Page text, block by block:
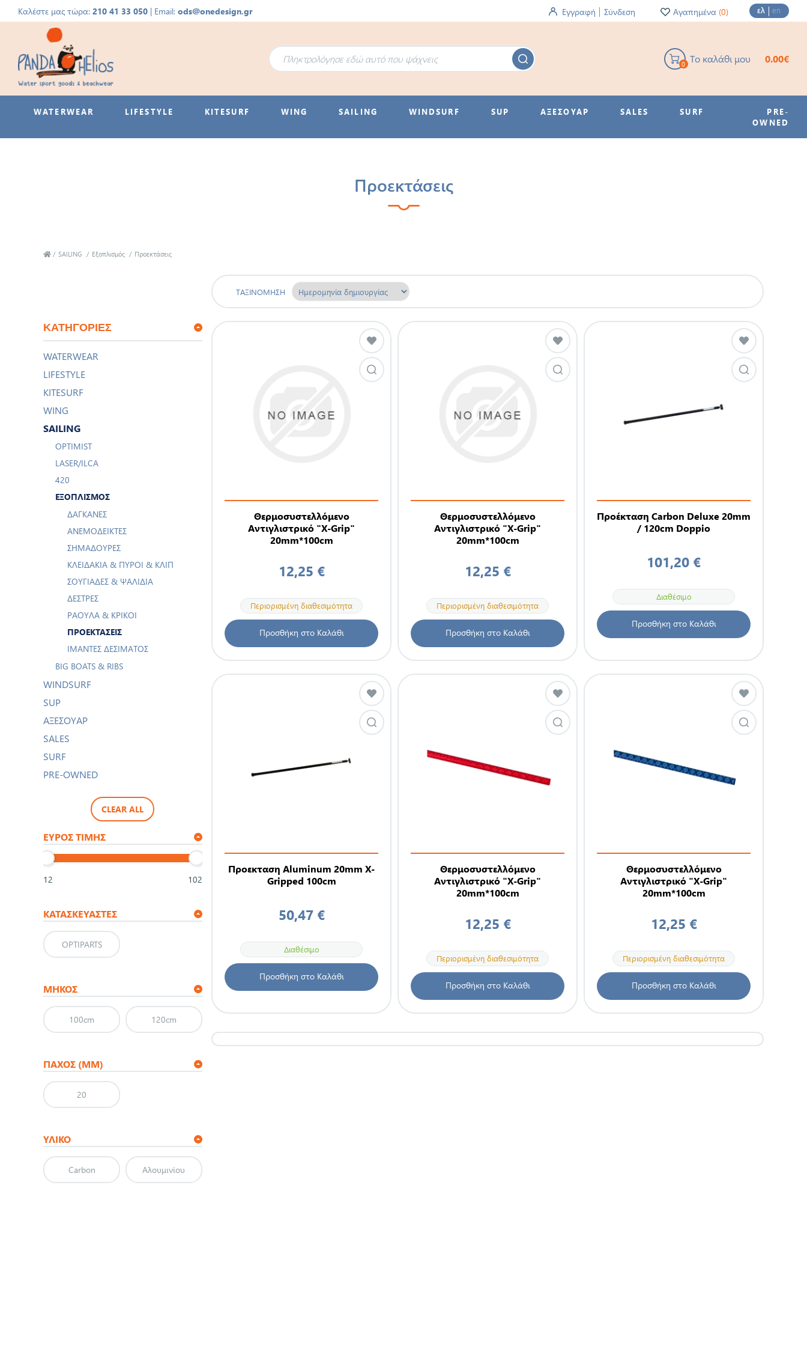
Καλέστε μας τώρα:210 41 33 050 | Email:ods@onedesign.gr Εγγραφή Σύνδεση Αγαπημένα (0) ελ en
Το καλάθι μου
0 0.00€
WATERWEAR LIFESTYLE KITESURF WING SAILING WINDSURF SUP ΑΞΕΣΟΥΑΡ SALES SURF
PRE-
OWNED
Προεκτάσεις
/ SAILING / Εξοπλισμός / Προεκτάσεις
ΚΑΤΗΓΟΡΊΕΣ
WATERWEAR
LIFESTYLE
KITESURF
WING
SAILING
OPTIMIST
LASER/ILCA
420
ΕΞΟΠΛΙΣΜΌΣ
ΔΑΓΚΆΝΕΣ
ΑΝΕΜΟΔΕΊΚΤΕΣ
ΣΗΜΑΔΟΎΡΕΣ
ΚΛΕΙΔΆΚΙΑ & ΠΎΡΟΙ & ΚΛΙΠ
ΣΟΥΓΙΆΔΕΣ & ΨΑΛΊΔΙΑ
ΔΈΣΤΡΕΣ
ΡΆΟΥΛΑ & ΚΡΊΚΟΙ
ΠΡΟΕΚΤΆΣΕΙΣ
ΙΜΆΝΤΕΣ ΔΕΣΊΜΑΤΟΣ
BIG BOATS & RIBS
WINDSURF
SUP
ΑΞΕΣΟΥΑΡ
SALES
SURF
PRE-OWNED
CLEAR ALL
ΕΎΡΟΣ ΤΙΜΉΣ
12 102
ΚΑΤΑΣΚΕΥΑΣΤΈΣ
OPTIPARTS
ΜΉΚΟΣ
100cm 120cm
ΠΑΧΟΣ (MM)
20
ΥΛΙΚΌ
Carbon Αλουμινίου
ΤΑΞΙΝΌΜΗΣΗ
Θερμοσυστελλόμενο
Αντιγλιστρικό "X-Grip"
20mm*100cm
12,25 €
Περιορισμένη διαθεσιμότητα
Προσθήκη στο Καλάθι
Θερμοσυστελλόμενο
Αντιγλιστρικό "X-Grip"
20mm*100cm
12,25 €
Περιορισμένη διαθεσιμότητα
Προσθήκη στο Καλάθι
Προέκταση Carbon Deluxe 20mm
/ 120cm Doppio
101,20 €
Διαθέσιμο
Προσθήκη στο Καλάθι
Προεκταση Aluminum 20mm X-
Gripped 100cm
50,47 €
Διαθέσιμο
Προσθήκη στο Καλάθι
Θερμοσυστελλόμενο
Αντιγλιστρικό "X-Grip"
20mm*100cm
12,25 €
Περιορισμένη διαθεσιμότητα
Προσθήκη στο Καλάθι
Θερμοσυστελλόμενο
Αντιγλιστρικό "X-Grip"
20mm*100cm
12,25 €
Περιορισμένη διαθεσιμότητα
Προσθήκη στο Καλάθι